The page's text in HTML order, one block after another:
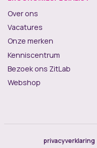
Over ons
Vacatures
Onze merken
Kenniscentrum
Bezoek ons ZitLab
Webshop
privacyverklaring